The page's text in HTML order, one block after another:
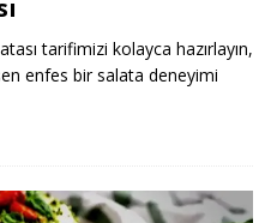
tarifimizi kolayca hazırlayın,
enfes bir salata deneyimi